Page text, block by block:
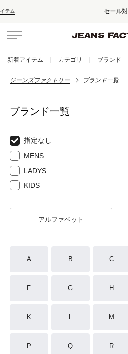
セール対象外アイテムは
新着アイテム カテゴリ ブランド
ジーンズファクトリー ブランド一覧
ブランド一覧
指定なし
MENS
LADYS
KIDS
アルファベット
A B C
F G H
K L M
P Q R